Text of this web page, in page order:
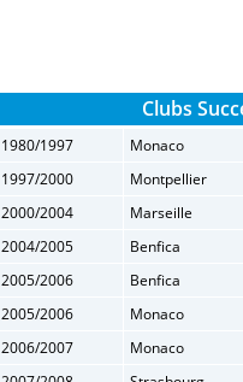
Clubs
1980/1997
Monaco
1997/2000
Montpellier
2000/2004
Marseille
2004/2005
Benfica
2005/2006
Benfica
2005/2006
Monaco
2006/2007
Monaco